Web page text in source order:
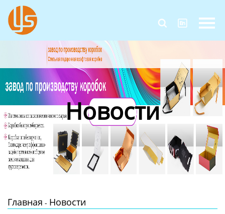
 
Главная
Продукция
О Нас
Контакты Новости
Главная - Новости